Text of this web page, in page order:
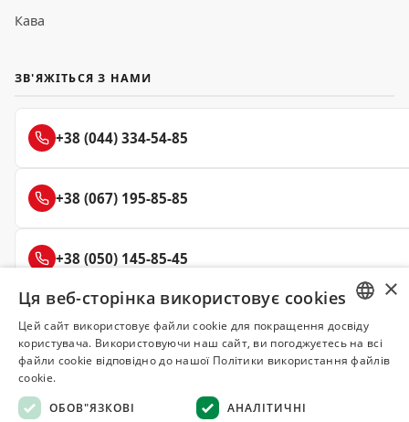
Кава
ЗВ'ЯЖІТЬСЯ З НАМИ
+38 (044) 334-54-85
+38 (067) 195-85-85
+38 (050) 145-85-45
Делюкс
СПЕЦІЇ ТА ПРЯНОЩІ
© 2008–2026 Магазин спецій та прянощів Делюкс, Київ
UKRAINIAN
×
Ця веб-сторінка використовує cookies
Цей сайт використовує файли cookie для покращення досвіду
користувача. Використовуючи наш сайт, ви погоджуєтесь на всі
файли cookie відповідно до нашої Політики використання файлів
cookie.
ОБОВ"ЯЗКОВІ
АНАЛІТИЧНІ